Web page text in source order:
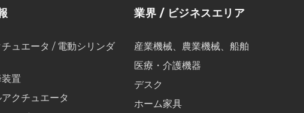
ュエータ / 電動シリンダ
置
クチュエータ
業界 / ビジネスエリア
産業機械、農業機械、船舶
医療・介護機器
デスク
ホーム家具